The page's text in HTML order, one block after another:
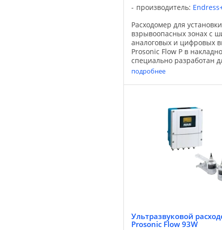
производитель:
Расходомер для
взрывоопасных зонах с
аналоговых и цифровых
Prosonic Flow P в
специально разработан
общепромышленных
сочетании с
93 с ...
подробнее
Ультразвуковой
Prosonic Flow 93W